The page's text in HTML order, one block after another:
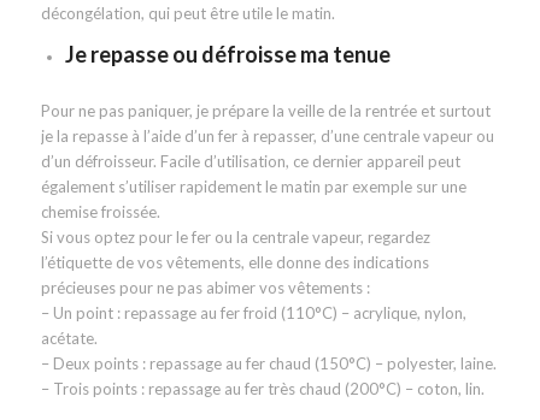
décongélation, qui peut être utile le matin.
Je repasse ou défroisse ma tenue
Pour ne pas paniquer, je prépare la veille de la rentrée et surtout
je la repasse à l’aide d’un fer à repasser, d’une centrale vapeur ou
d’un défroisseur. Facile d’utilisation, ce dernier appareil peut
également s’utiliser rapidement le matin par exemple sur une
chemise froissée.
Si vous optez pour le fer ou la centrale vapeur, regardez
l’étiquette de vos vêtements, elle donne des indications
précieuses pour ne pas abimer vos vêtements :
– Un point : repassage au fer froid (110°C) – acrylique, nylon,
acétate.
– Deux points : repassage au fer chaud (150°C) – polyester, laine.
– Trois points : repassage au fer très chaud (200°C) – coton, lin.